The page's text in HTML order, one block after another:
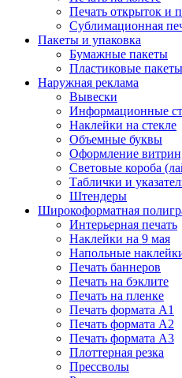
Печать открыток и
Сублимационная
Пакеты и упаковка
Бумажные пакеты
Пластиковые пакеты
Наружная реклама
Вывески
Информационные
Наклейки на стекле
Объемные буквы
Оформление
Световые короба
Таблички и
Штендеры
Широкоформатная
Интерьерная печать
Наклейки на 9 мая
Напольные
Печать баннеров
Печать на бэклите
Печать на пленке
Печать формата А1
Печать формата А2
Печать формата А3
Плоттерная резка
Прессволы